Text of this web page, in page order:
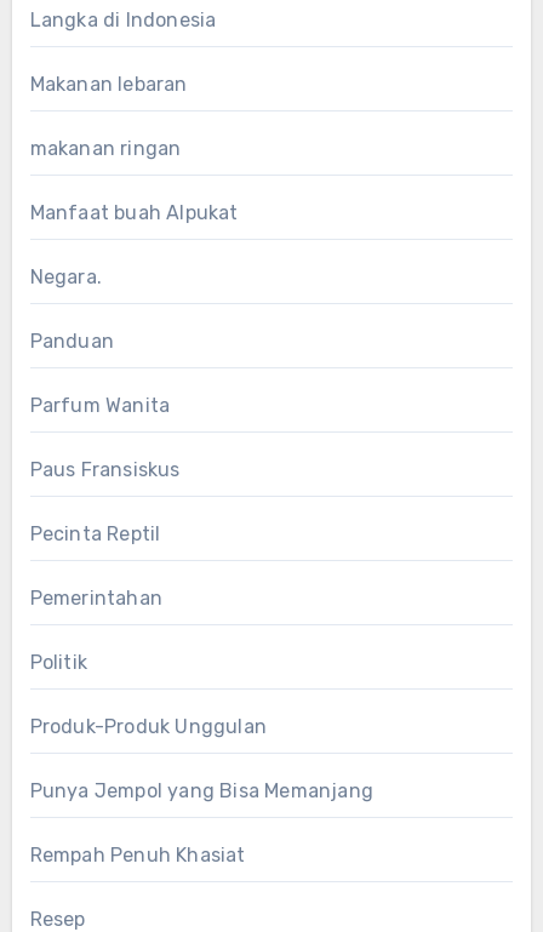
Langka di Indonesia
Makanan lebaran
makanan ringan
Manfaat buah Alpukat
Negara.
Panduan
Parfum Wanita
Paus Fransiskus
Pecinta Reptil
Pemerintahan
Politik
Produk-Produk Unggulan
Punya Jempol yang Bisa Memanjang
Rempah Penuh Khasiat
Resep